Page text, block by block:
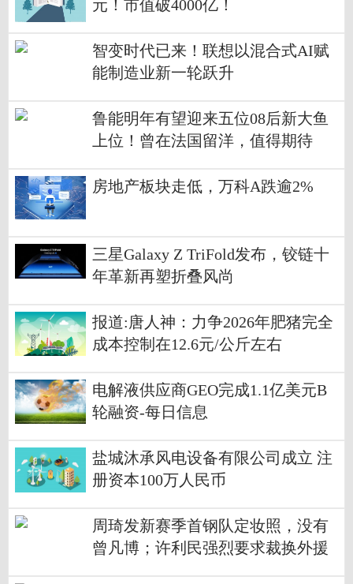
元！市值破4000亿！
智变时代已来！联想以混合式AI赋
能制造业新一轮跃升
鲁能明年有望迎来五位08后新大鱼
上位！曾在法国留洋，值得期待
房地产板块走低，万科A跌逾2%
三星Galaxy Z TriFold发布，铰链十
年革新再塑折叠风尚
报道:唐人神：力争2026年肥猪完全
成本控制在12.6元/公斤左右
电解液供应商GEO完成1.1亿美元B
轮融资-每日信息
盐城沐承风电设备有限公司成立 注
册资本100万人民币
周琦发新赛季首钢队定妆照，没有
曾凡博；许利民强烈要求裁换外援